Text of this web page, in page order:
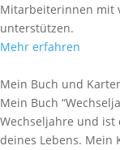
Mitarbeiterinnen mit
unterstützen.
Mehr erfahren
Mein Buch und
Mein Buch
Wechseljahre und
deines Lebens. Mein